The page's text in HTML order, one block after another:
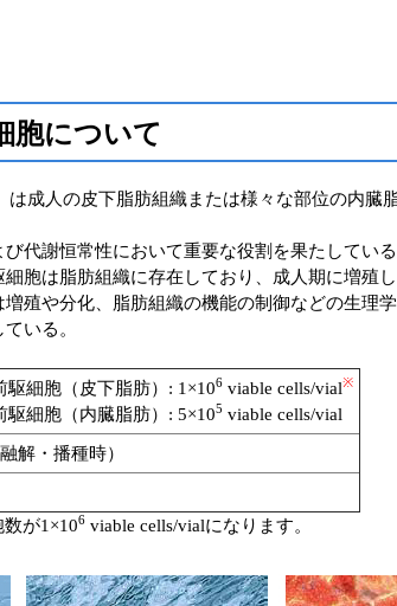
胞について
は成人の皮下脂肪組織または様々な部位の内臓
代謝恒常性において重要な役割を果たしてい
胞は脂肪組織に存在しており、成人期に増殖
殖や分化、脂肪組織の機能の制御などの生
いる。
駆細胞（皮下脂肪）: 1×106 viable cells/vial※
駆細胞（内臓脂肪）: 5×105 viable cells/vial
解・播種時）
が1×106 viable cells/vialになります。